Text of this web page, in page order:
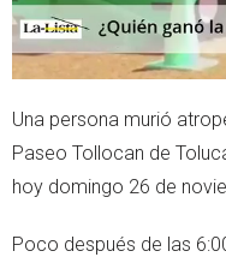
Una persona murió
Paseo Tollocan de
hoy domingo 26 de
Poco después de las